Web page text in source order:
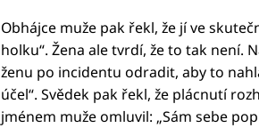
Obhájce muže pak řekl, že jí ve
holku“. Žena ale tvrdí, že to tak není.
ženu po incidentu odradit, aby to
účel“. Svědek pak řekl, že plácnutí
jménem muže omluvil: „Sám sebe